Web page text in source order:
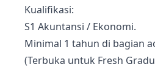
Kualifikasi:
S1 Akuntansi / Ekonomi.
Minimal 1 tahun di bagian
(Terbuka untuk Fresh